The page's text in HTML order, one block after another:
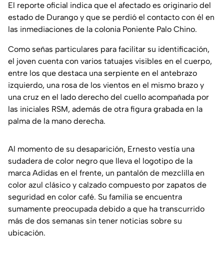
El reporte oficial indica que el afectado es originario del
estado de Durango y que se perdió el contacto con él en
las inmediaciones de la colonia Poniente Palo Chino.
Como señas particulares para facilitar su identificación,
el joven cuenta con varios tatuajes visibles en el cuerpo,
entre los que destaca una serpiente en el antebrazo
izquierdo, una rosa de los vientos en el mismo brazo y
una cruz en el lado derecho del cuello acompañada por
las iniciales RSM, además de otra figura grabada en la
palma de la mano derecha.
Al momento de su desaparición, Ernesto vestía una
sudadera de color negro que lleva el logotipo de la
marca Adidas en el frente, un pantalón de mezclilla en
color azul clásico y calzado compuesto por zapatos de
seguridad en color café. Su familia se encuentra
sumamente preocupada debido a que ha transcurrido
más de dos semanas sin tener noticias sobre su
ubicación.